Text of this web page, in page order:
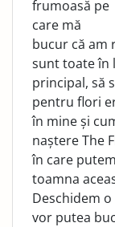
frumoasă pe
care mă
bucur că am
sunt toate în
principal, să
pentru flori
în mine și
naștere The
în care
toamna
Deschidem
vor putea